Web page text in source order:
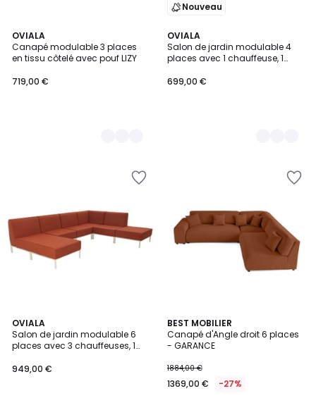
OVIALA
Canapé modulable 3 places
en tissu côtelé avec pouf LIZY
719,00 €
2
Couleurs
Nouveau
OVIALA
Salon de jardin modulable 4
places avec 1 chauffeuse, 1
1 pouf, PATIO
699,00 €
3
Couleurs
OVIALA
Salon de jardin modulable 6
places avec 3 chauffeuses, 1
1 pouf, PATIO
949,00 €
3
Couleurs
BEST MOBILIER
Canapé d'Angle droit 6 places
- GARANCE
1884,00 €
1369,00 € -27%
6
Couleurs